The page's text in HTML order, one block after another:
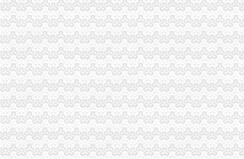
小规模转一般纳税人申报表如何衔接_上海包听|E都市